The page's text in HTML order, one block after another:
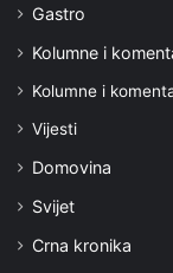
Gastro
Kolumne i
Kolumne i
Vijesti
Domovina
Svijet
Crna kronika